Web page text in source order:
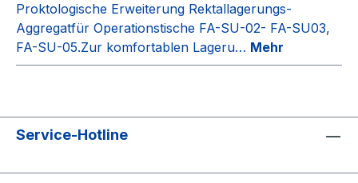
Proktologische Erweiterung Rektallagerungs-
Aggregatfür Operationstische FA-SU-02- FA-SU03,
FA-SU-05.Zur komfortablen Lageru… Mehr
Service-Hotline